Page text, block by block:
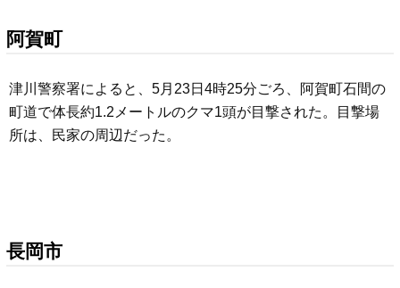
阿賀町
津川警察署によると、5月23日4時25分ごろ、阿賀町石間の
町道で体長約1.2メートルのクマ1頭が目撃された。目撃場
所は、民家の周辺だった。
長岡市